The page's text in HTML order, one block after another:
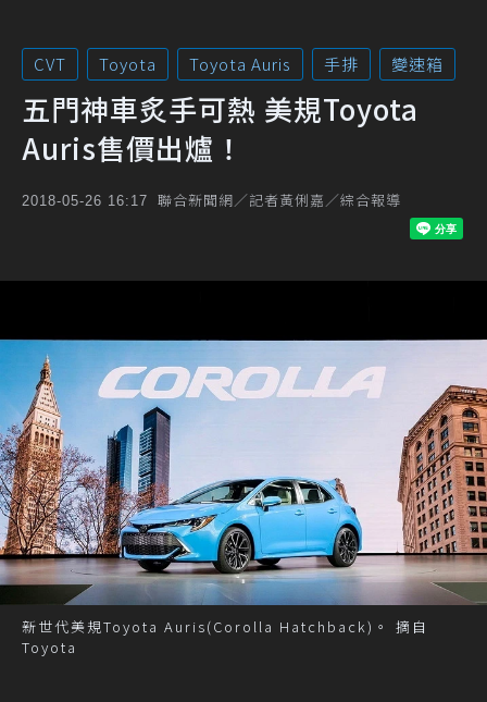
CVT Toyota Toyota Auris 手排 變速箱
五門神車炙手可熱 美規Toyota
Auris售價出爐！
2018-05-26 16:17 聯合新聞網／記者黃俐嘉／綜合報導
新世代美規Toyota Auris(Corolla Hatchback)。 摘自
Toyota